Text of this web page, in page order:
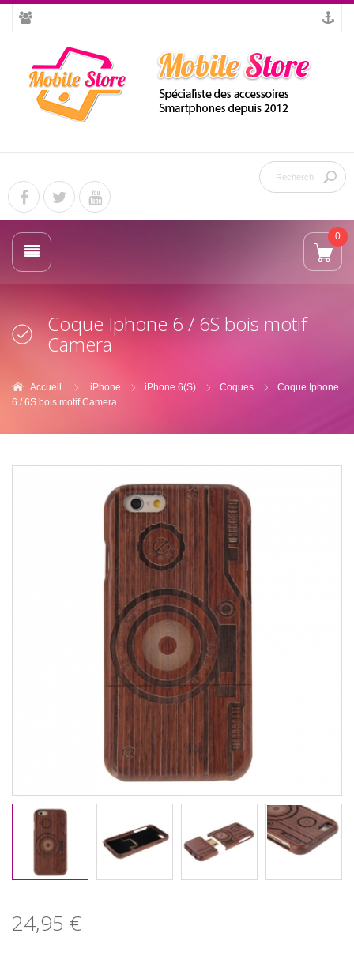
0
Coque Iphone 6 / 6S bois motif
Camera
Accueil iPhone iPhone 6(S) Coques
Coque Iphone
6 / 6S bois motif Camera
24,95 €